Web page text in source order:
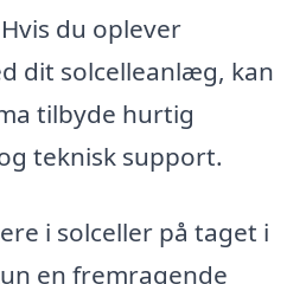
Hvis du oplever
dit solcelleanlæg, kan
tilbyde hurtig
teknisk support.
i solceller på taget i
en fremragende